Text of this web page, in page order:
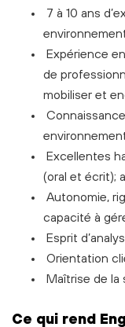
7 à 10 ans
Expérience
de
mobiliser et
Excellentes
(oral et écrit);
Autonomie,
capacité à
Esprit
Orientation
Maîtrise de la
Ce qui rend